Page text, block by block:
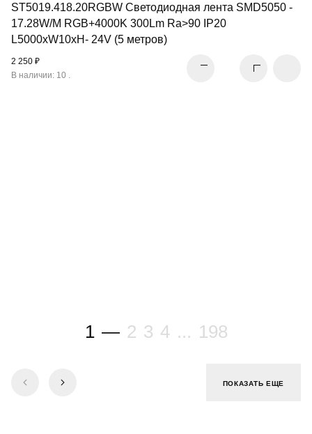
ST5019.418.20RGBW Светодиодная лента SMD5050 -
17.28W/M RGB+4000K 300Lm Ra>90 IP20
L5000xW10xH- 24V (5 метров)
2 250 ₽
В наличии: 10 .
1 — 2 3 4 ... 198
ПОКАЗАТЬ ЕЩЕ